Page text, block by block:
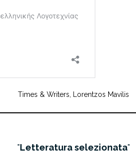
Times & Writers, Lorentzos Mavilis
Letteratura selezionata